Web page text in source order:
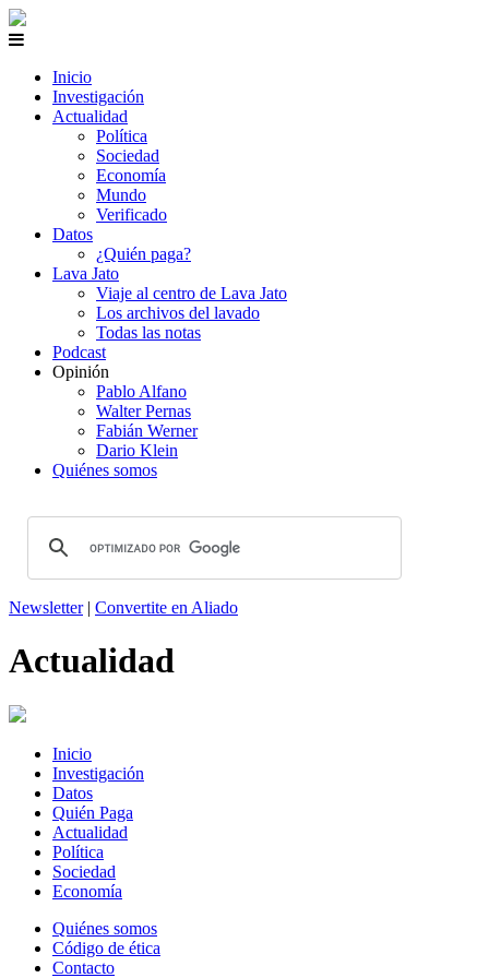
Inicio
Investigación
Actualidad
Política
Sociedad
Economía
Mundo
Verificado
Datos
¿Quién paga?
Lava Jato
Viaje al centro de Lava Jato
Los archivos del lavado
Todas las notas
Podcast
Opinión
Pablo Alfano
Walter Pernas
Fabián Werner
Dario Klein
Quiénes somos
Newsletter| Convertite en Aliado
Actualidad
Inicio
Investigación
Datos
Quién Paga
Actualidad
Política
Sociedad
Economía
Quiénes somos
Código de ética
Contacto